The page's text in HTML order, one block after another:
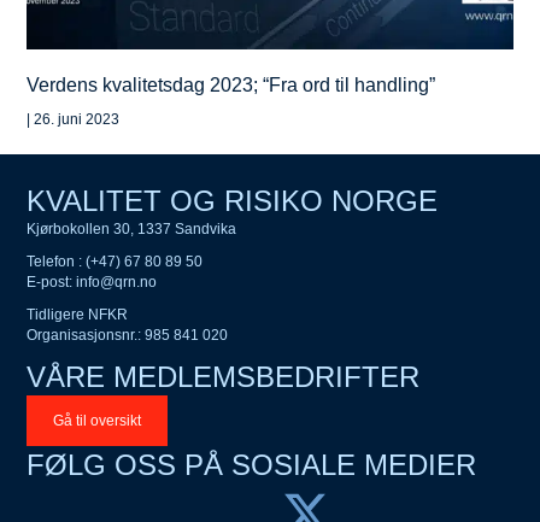
Verdens kvalitetsdag 2023; “Fra ord til handling”
|26. juni 2023
KVALITET OG RISIKO NORGE
Kjørbokollen 30, 1337 Sandvika
Telefon : (+47) 67 80 89 50
E-post:info@qrn.no
Tidligere NFKR
Organisasjonsnr.: 985 841 020
VÅRE MEDLEMSBEDRIFTER
Gå til oversikt
FØLG OSS PÅ SOSIALE MEDIER